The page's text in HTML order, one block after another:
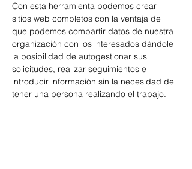
Con esta herramienta podemos crear
sitios web completos con la ventaja de
que podemos compartir datos de nuestra
organización con los interesados dándole
la posibilidad de autogestionar sus
solicitudes, realizar seguimientos e
introducir información sin la necesidad de
tener una persona realizando el trabajo.